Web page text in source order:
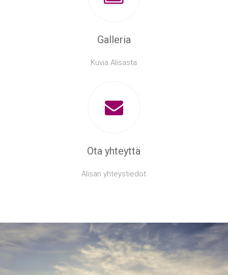
Galleria
Kuvia Alisasta
Ota yhteyttä
Alisan yhteystiedot